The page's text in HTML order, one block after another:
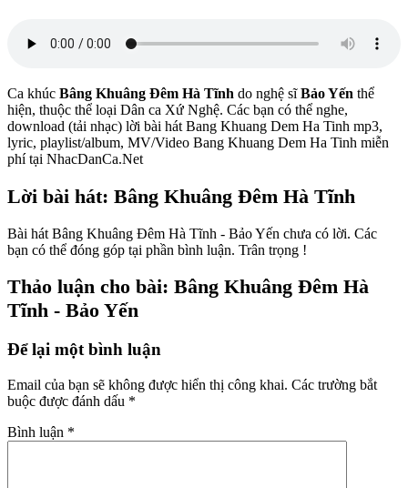
Ca khúc Bâng Khuâng Đêm Hà Tĩnh do nghệ sĩBảo Yến thể
hiện, thuộc thể loại Dân ca Xứ Nghệ. Các bạn có thể nghe,
download (tải nhạc) lời bài hát Bang Khuang Dem Ha Tinh mp3,
lyric, playlist/album, MV/Video Bang Khuang Dem Ha Tinh miễn
phí tại NhacDanCa.Net
Lời bài hát: Bâng Khuâng Đêm Hà Tĩnh
Bài hát Bâng Khuâng Đêm Hà Tĩnh - Bảo Yến chưa có lời. Các
bạn có thể đóng góp tại phần bình luận. Trân trọng !
Thảo luận cho bài: Bâng Khuâng Đêm Hà
Tĩnh - Bảo Yến
Để lại một bình luận
Email của bạn sẽ không được hiển thị công khai. Các trường bắt
buộc được đánh dấu *
Bình luận *